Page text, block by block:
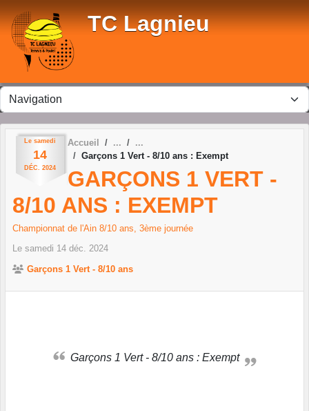
TC Lagnieu
Le samedi
14
DÉC. 2024
Accueil
Garçons 1 Vert - 8/10 ans : Exempt
GARÇONS 1 VERT -
8/10 ANS : EXEMPT
Championnat de l'Ain 8/10 ans, 3ème journée
Le samedi 14 déc.
2024
Garçons 1 Vert - 8/10 ans
Garçons 1 Vert - 8/10 ans : Exempt